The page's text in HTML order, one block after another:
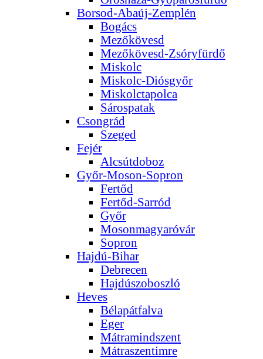
Borsod-Abaúj-Zemplén
Bogács
Mezőkövesd
Mezőkövesd-Zsóryfürdő
Miskolc
Miskolc-Diósgyőr
Miskolctapolca
Sárospatak
Csongrád
Szeged
Fejér
Alcsútdoboz
Győr-Moson-Sopron
Fertőd
Fertőd-Sarród
Győr
Mosonmagyaróvár
Sopron
Hajdú-Bihar
Debrecen
Hajdúszoboszló
Heves
Bélapátfalva
Eger
Mátramindszent
Mátraszentimre